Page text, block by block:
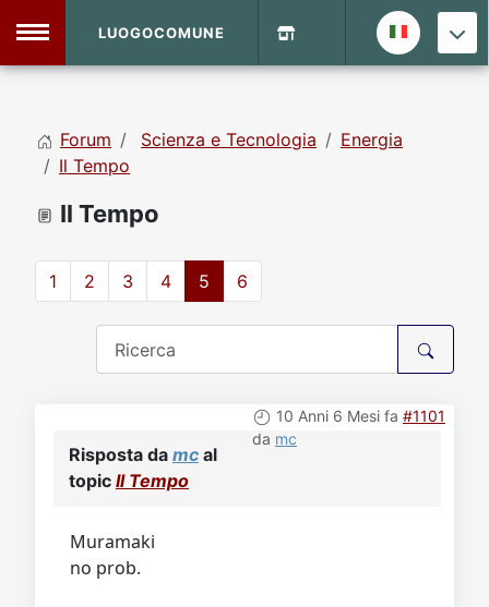
Home
LUOGOCOMUNE
Forum Scienza e Tecnologia
Energia
Il Tempo
Il Tempo
1 2 3 4 5 6
10 Anni 6 Mesi fa #1101
da mc
Risposta da mc al
topic Il Tempo
Muramaki
no prob.